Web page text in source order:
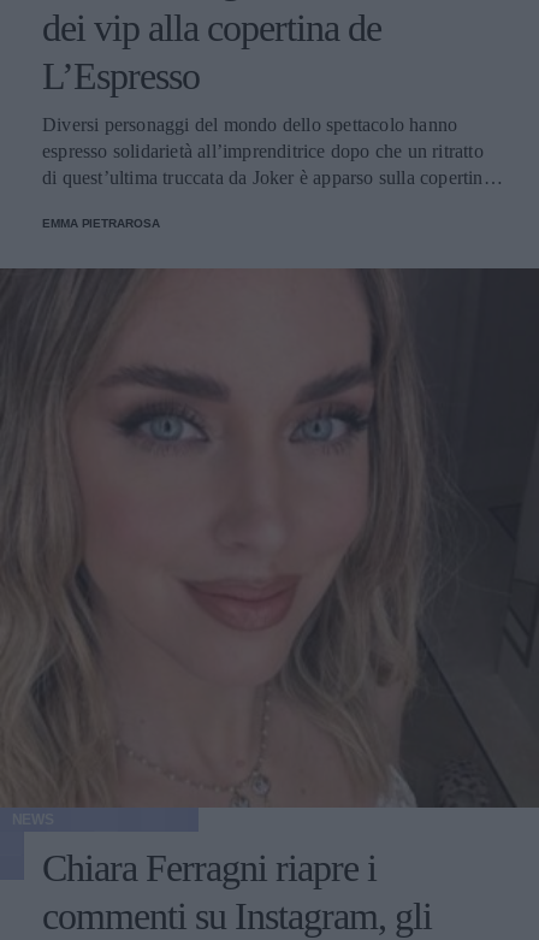
dei vip alla copertina de
L’Espresso
Diversi personaggi del mondo dello spettacolo hanno
espresso solidarietà all’imprenditrice dopo che un ritratto
di quest’ultima truccata da Joker è apparso sulla copertina
EMMA PIETRAROSA
Chiara Ferragni riapre i
commenti su Instagram, gli